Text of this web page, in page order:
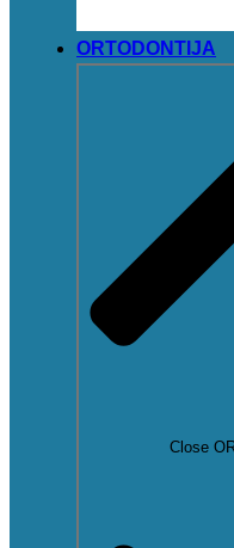
ORTODONTIJA
Close